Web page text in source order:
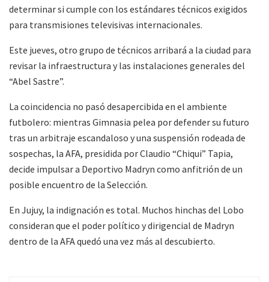
determinar si cumple con los estándares técnicos exigidos
para transmisiones televisivas internacionales.
Este jueves, otro grupo de técnicos arribará a la ciudad para
revisar la infraestructura y las instalaciones generales del
“Abel Sastre”.
La coincidencia no pasó desapercibida en el ambiente
futbolero: mientras Gimnasia pelea por defender su futuro
tras un arbitraje escandaloso y una suspensión rodeada de
sospechas, la AFA, presidida por Claudio “Chiqui” Tapia,
decide impulsar a Deportivo Madryn como anfitrión de un
posible encuentro de la Selección.
En Jujuy, la indignación es total. Muchos hinchas del Lobo
consideran que el poder político y dirigencial de Madryn
dentro de la AFA quedó una vez más al descubierto.